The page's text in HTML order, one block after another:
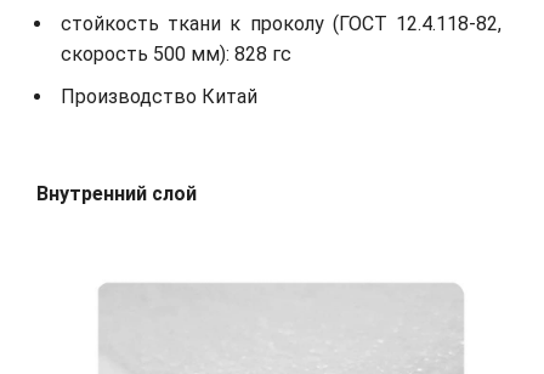
стойкость ткани к проколу (ГОСТ 12.4.118-82,
скорость 500 мм): 828 гс
Производство Китай
Внутренний слой